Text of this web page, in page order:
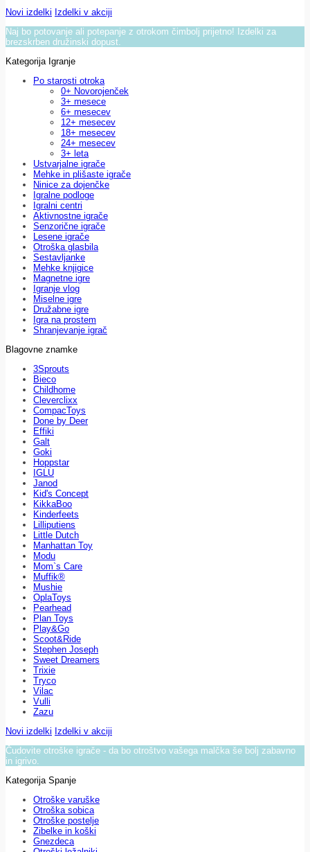
Novi izdelki Izdelki v akciji
Naj bo potovanje ali potepanje z otrokom čimbolj prijetno! Izdelki za
brezskrben družinski dopust.
Kategorija Igranje
Po starosti otroka
0+ Novorojenček
3+ mesece
6+ mesecev
12+ mesecev
18+ mesecev
24+ mesecev
3+ leta
Ustvarjalne igrače
Mehke in plišaste igrače
Ninice za dojenčke
Igralne podloge
Igralni centri
Aktivnostne igrače
Senzorične igrače
Lesene igrače
Otroška glasbila
Sestavljanke
Mehke knjigice
Magnetne igre
Igranje vlog
Miselne igre
Družabne igre
Igra na prostem
Shranjevanje igrač
Blagovne znamke
3Sprouts
Bieco
Childhome
Cleverclixx
CompacToys
Done by Deer
Effiki
Galt
Goki
Hoppstar
IGLU
Janod
Kid's Concept
KikkaBoo
Kinderfeets
Lilliputiens
Little Dutch
Manhattan Toy
Modu
Mom`s Care
Muffik®
Mushie
OplaToys
Pearhead
Plan Toys
Play&Go
Scoot&Ride
Stephen Joseph
Sweet Dreamers
Trixie
Tryco
Vilac
Vulli
Zazu
Novi izdelki Izdelki v akciji
Čudovite otroške igrače - da bo otroštvo vašega malčka še bolj zabavno
in igrivo.
Kategorija Spanje
Otroške varuške
Otroška sobica
Otroške postelje
Zibelke in koški
Gnezdeca